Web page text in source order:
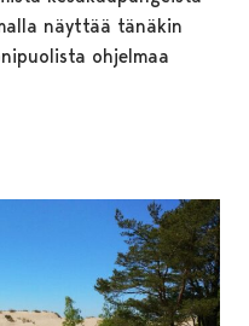
näyttää tänäkin
ohjelmaa